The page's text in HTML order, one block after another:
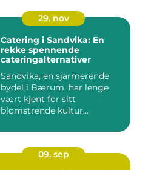
29. nov
Catering i Sandvika: En
rekke spennende
cateringalternativer
Sandvika, en sjarmerende
bydel i Bærum, har lenge
vært kjent for sitt
blomstrende kultur...
09. sep